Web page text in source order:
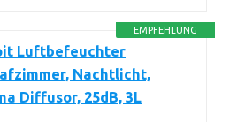
EMPFEHLUNG
Luftbefeuchter
Nachtlicht,
Diffusor, 25dB, 3L